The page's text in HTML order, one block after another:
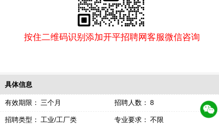
按住二维码识别添加开平招聘网客服微信咨询
具体信息
有效期限： 三个月 招聘人数： 8
招聘类型： 工业/工厂类 专业要求： 不限